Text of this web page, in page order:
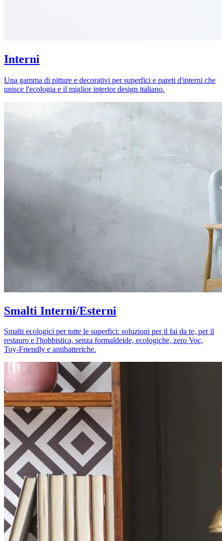
Interni
Una gamma di pitture e decorativi per superfici e pareti d'interni che
unisce l'ecologia e il miglior interior design italiano.
Smalti Interni/Esterni
Smalti ecologici per tutte le superfici: soluzioni per il fai da te, per il
restauro e l'hobbistica, senza formaldeide, ecologiche, zero Voc,
Toy-Friendly e antibatteriche.